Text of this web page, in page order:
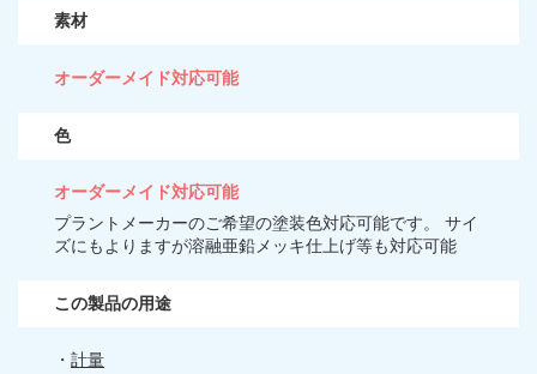
素材
オーダーメイド対応可能
色
オーダーメイド対応可能
プラントメーカーのご希望の塗装色対応可能です。 サイ
ズにもよりますが溶融亜鉛メッキ仕上げ等も対応可能
この製品の用途
・ 計量